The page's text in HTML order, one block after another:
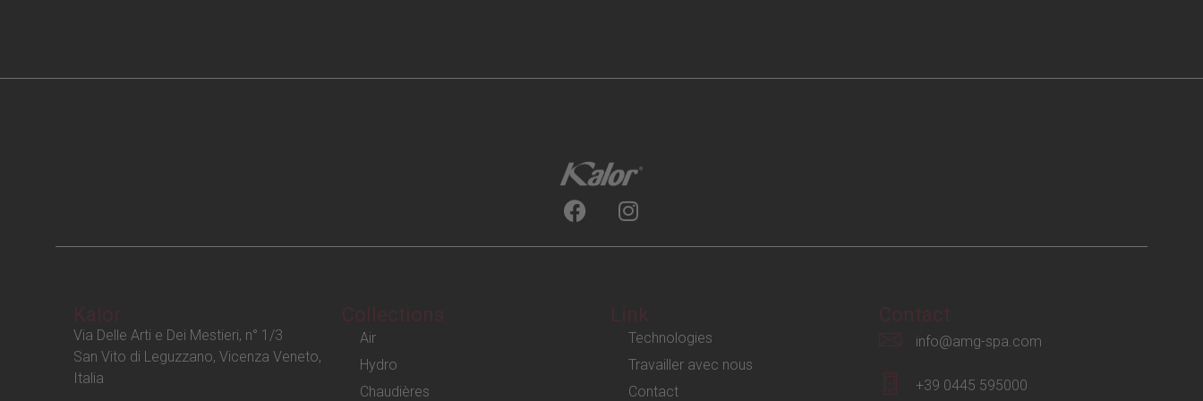
Kalor
Via Delle Arti e Dei Mestieri, n° 1/3
San Vito di Leguzzano, Vicenza Veneto,
Italia
Collections
Air
Hydro
Chaudières
Link
Technologies
Travailler avec nous
Contact
Contact
info@amg-spa.com
+39 0445 595000